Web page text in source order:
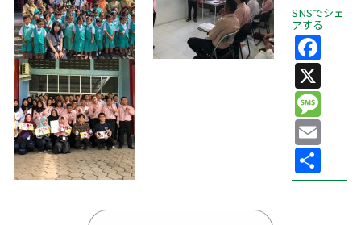
SNSでシェ
アする
有